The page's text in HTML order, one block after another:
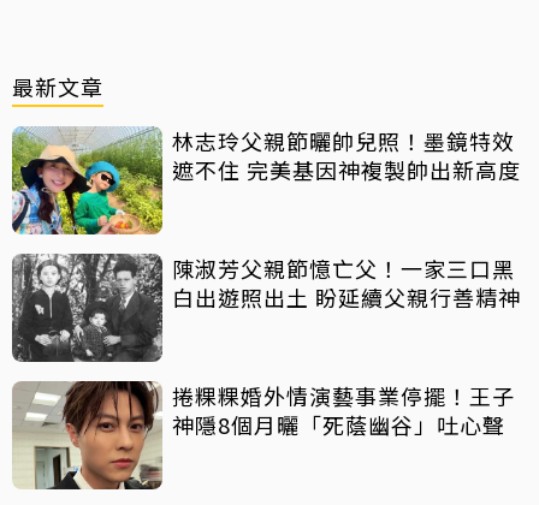
最新文章
林志玲父親節曬帥兒照！墨鏡特效
遮不住 完美基因神複製帥出新高度
陳淑芳父親節憶亡父！一家三口黑
白出遊照出土 盼延續父親行善精神
捲粿粿婚外情演藝事業停擺！王子
神隱8個月曬「死蔭幽谷」吐心聲